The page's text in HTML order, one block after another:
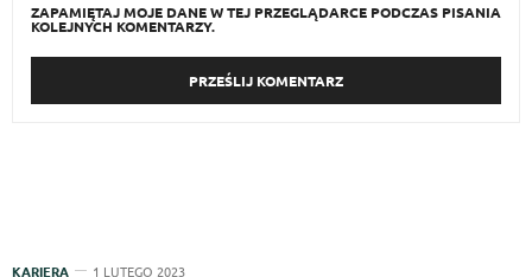
ZAPAMIĘTAJ MOJE DANE W TEJ PRZEGLĄDARCE PODCZAS PISANIA
KOLEJNYCH KOMENTARZY.
KARIERA 1 LUTEGO 2023